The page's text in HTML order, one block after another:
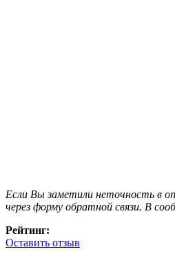
Если Вы заметили неточность в
через форму обратной связи. В
Рейтинг:
Оставить отзыв